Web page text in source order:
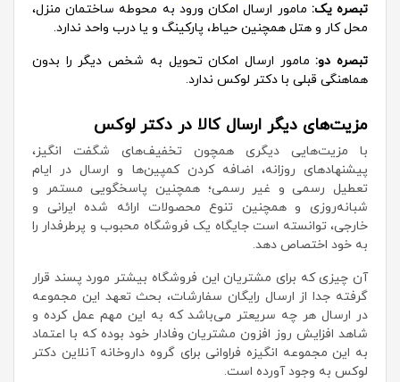
تبصره یک: مامور ارسال امکان ورود به محوطه ساختمان منزل،
محل کار و هتل همچنین حیاط، پارکینگ و یا درب واحد ندارد.
تبصره دو:مامور ارسال امکان تحویل به شخص دیگر را بدون
هماهنگی قبلی با دکتر لوکس ندارد.
مزیت‌های دیگر ارسال کالا در دکتر لوکس
با مزیت‌هایی دیگری همچون تخفیف‌های شگفت انگیز،
پیشنهادهای روزانه، اضافه کردن کمپین‌ها و ارسال در ایام
تعطیل رسمی و غیر رسمی؛ همچنین پاسخگویی مستمر و
شبانه‌روزی و همچنین تنوع محصولات ارائه شده ایرانی و
خارجی، توانسته است جایگاه یک فروشگاه محبوب و پرطرفدار را
به خود اختصاص دهد.
آن چیزی که برای مشتریان این فروشگاه بیشتر مورد پسند قرار
گرفته جدا از ارسال رایگان سفارشات، بحث تعهد این مجموعه
در ارسال هر چه سریعتر می‌باشد که به این مهم عمل کرده و
شاهد افزایش روز افزون مشتریان وفادار خود بوده که با اعتماد
به این مجموعه انگیزه فراوانی برای گروه داروخانه آنلاین دکتر
لوکس به وجود آورده است.